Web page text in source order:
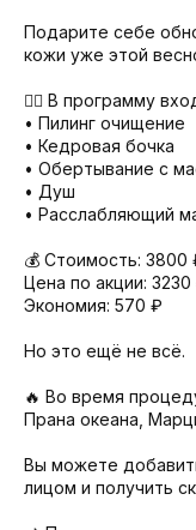
Подарите себе
кожи уже этой
💆‍♀ В программу
• Пилинг очищение
• Кедровая бочка
• Обертывание с
• Душ
• Расслабляющий
💰 Стоимость: 3800
Цена по акции: 3230
Экономия: 570 ₽
Но это ещё не всё.
🔥 Во время
Прана океана,
Вы можете
лицом и получить